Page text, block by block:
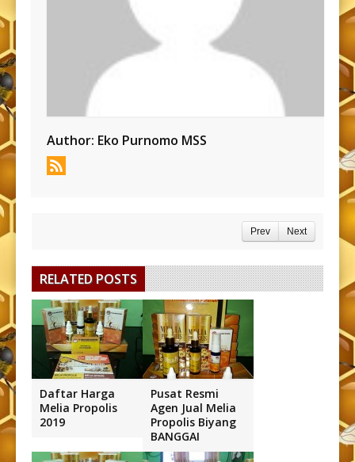
Author: Eko Purnomo MSS
Prev Next
RELATED POSTS
Daftar Harga
Melia Propolis
2019
Pusat Resmi
Agen Jual Melia
Propolis Biyang
BANGGAI